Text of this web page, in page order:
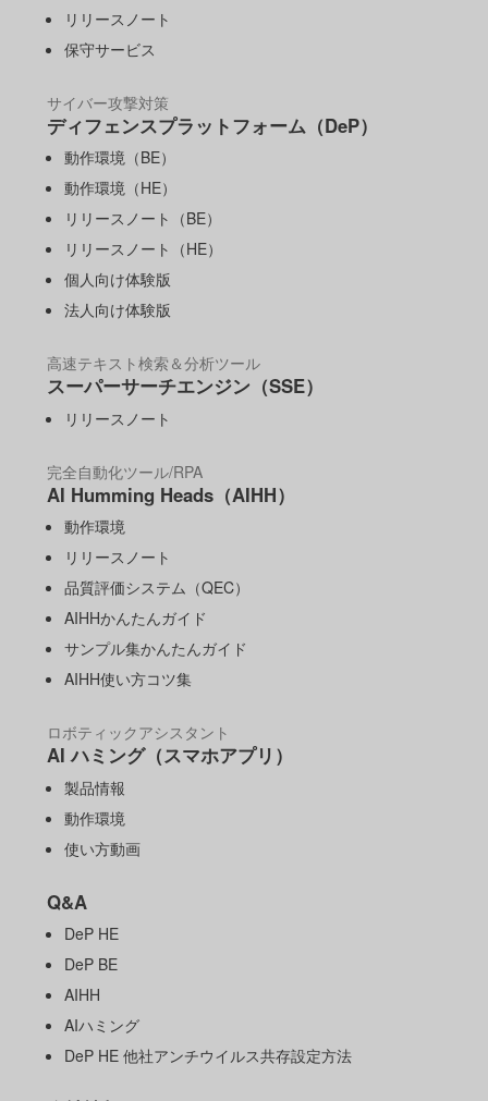
リリースノート
保守サービス
サイバー攻撃対策
ディフェンスプラットフォーム（DeP）
動作環境（BE）
動作環境（HE）
リリースノート（BE）
リリースノート（HE）
個人向け体験版
法人向け体験版
高速テキスト検索＆分析ツール
スーパーサーチエンジン（SSE）
リリースノート
完全自動化ツール/RPA
AI Humming Heads（AIHH）
動作環境
リリースノート
品質評価システム（QEC）
AIHHかんたんガイド
サンプル集かんたんガイド
AIHH使い方コツ集
ロボティックアシスタント
AI ハミング（スマホアプリ）
製品情報
動作環境
使い方動画
Q&A
DeP HE
DeP BE
AIHH
AIハミング
DeP HE 他社アンチウイルス共存設定方法